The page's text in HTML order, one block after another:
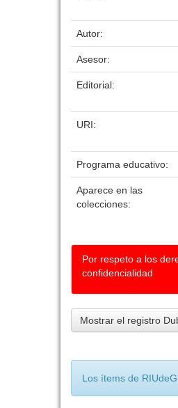
Autor:
Asesor:
Editorial:
URI:
Programa educativo:
Aparece en las
colecciones:
Por respeto a los
confidencialidad
Mostrar el registro
Los ítems de